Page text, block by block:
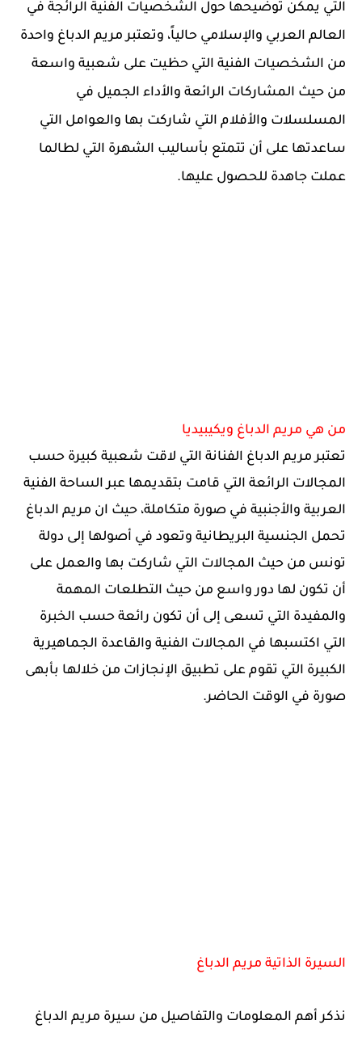
التي يمكن توضيحها حول الشخصيات الفنية الرائجة في
العالم العربي والإسلامي حالياً، وتعتبر مريم الدباغ واحدة
من الشخصيات الفنية التي حظيت على شعبية واسعة
من حيث المشاركات الرائعة والأداء الجميل في
المسلسلات والأفلام التي شاركت بها والعوامل التي
ساعدتها على أن تتمتع بأساليب الشهرة التي لطالما
عملت جاهدة للحصول عليها.
من هي مريم الدباغ ويكيبيديا
تعتبر مريم الدباغ الفنانة التي لاقت شعبية كبيرة حسب
المجالات الرائعة التي قامت بتقديمها عبر الساحة الفنية
العربية والأجنبية في صورة متكاملة، حيث ان مريم الدباغ
تحمل الجنسية البريطانية وتعود في أصولها إلى دولة
تونس من حيث المجالات التي شاركت بها والعمل على
أن تكون لها دور واسع من حيث التطلعات المهمة
والمفيدة التي تسعى إلى أن تكون رائعة حسب الخبرة
التي اكتسبها في المجالات الفنية والقاعدة الجماهيرية
الكبيرة التي تقوم على تطبيق الإنجازات من خلالها بأبهى
صورة في الوقت الحاضر.
السيرة الذاتية مريم الدباغ
نذكر أهم المعلومات والتفاصيل من سيرة مريم الدباغ